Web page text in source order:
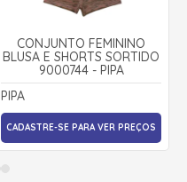
CONJUNTO FEMININO
BLUSA E SHORTS SORTIDO
9000744 - PIPA
PIPA
CADASTRE-SE PARA VER PREÇOS